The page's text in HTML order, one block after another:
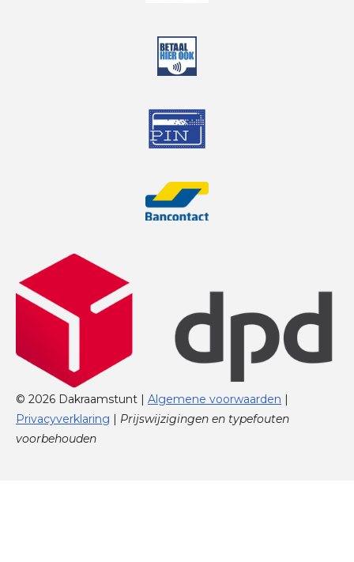
© 2026 Dakraamstunt | Algemene voorwaarden |
Privacyverklaring | Prijswijzigingen en typefouten
voorbehouden